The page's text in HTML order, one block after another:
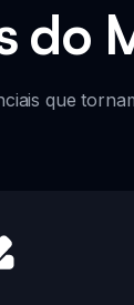
do
que